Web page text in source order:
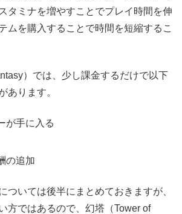
タミナを増やすことでプレイ時間を伸
ムを購入することで時間を短縮するこ
）では、少し課金するだけで以下
あります。
が手に入る
の追加
ついては後半にまとめておきますが、
方ではあるので、幻塔（Tower of